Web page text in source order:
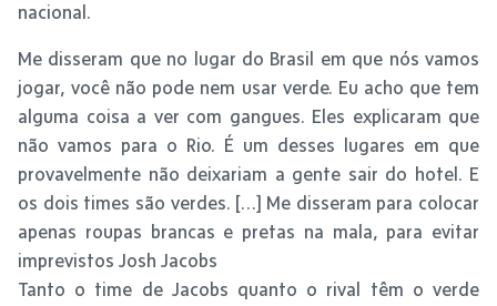
nacional.
Me disseram que no lugar do Brasil em que nós vamos
jogar, você não pode nem usar verde. Eu acho que tem
alguma coisa a ver com gangues. Eles explicaram que
não vamos para o Rio. É um desses lugares em que
provavelmente não deixariam a gente sair do hotel. E
os dois times são verdes. […] Me disseram para colocar
apenas roupas brancas e pretas na mala, para evitar
imprevistos Josh Jacobs
Tanto o time de Jacobs quanto o rival têm o verde